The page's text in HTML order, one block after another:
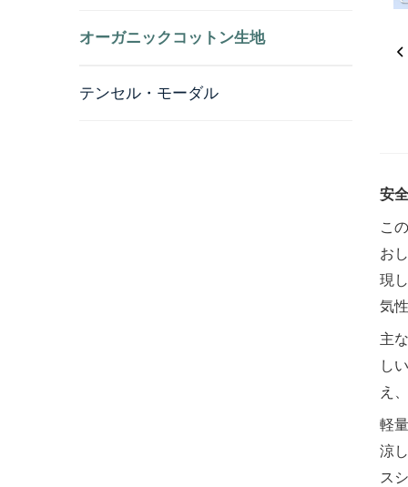
オーガニックコットン生地
テンセル・モーダル
安
こ
お
現
気
主
し
え
軽
涼
ス